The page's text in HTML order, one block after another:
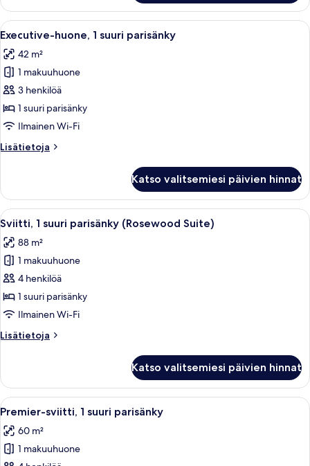
1
suuri
parisänky
Avaa
kaikki
huonetyypin
Executive-
huone,
1
suuri
kuvat
Moderni hotellihuone, josta on
5
Executive-huone, 1 suuri parisänky
42 m²
1 makuuhuone
3 henkilöä
1 suuri parisänky
Ilmainen Wi-Fi
Lisätietoja
Lisätietoja
1
suuri
parisänky
Katso valitsemiesi päivien hinnat
Avaa
kaikki
huonetyypin
Sviitti,
1
suuri
parisänky
Suite)
Siististi pedattu sänky valkoisilla
5
Sviitti, 1 suuri parisänky (Rosewood Suite)
88 m²
1 makuuhuone
4 henkilöä
1 suuri parisänky
Ilmainen Wi-Fi
Lisätietoja
Lisätietoja
suuri
parisänky
(Rosewood
Katso valitsemiesi päivien hinnat
Avaa
kaikki
huonetyypin
Premier-
Moderni hotellihuone, jossa on
6
Premier-sviitti, 1 suuri parisänky
60 m²
1 makuuhuone